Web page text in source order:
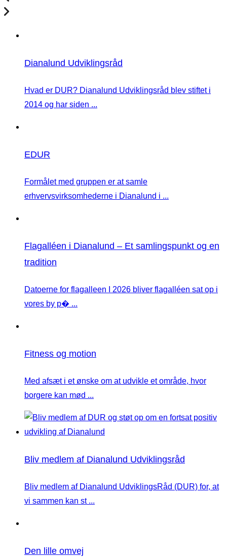
Dianalund Udviklingsråd
Hvad er DUR? Dianalund Udviklingsråd blev stiftet i
2014 og har siden ...
EDUR
Formålet med gruppen er at samle
erhvervsvirksomhederne i Dianalund i ...
Flagalléen i Dianalund – Et samlingspunkt og en
tradition
Datoerne for flagalleen I 2026 bliver flagalléen sat op i
vores by p� ...
Fitness og motion
Med afsæt i et ønske om at udvikle et område, hvor
borgere kan mød ...
Bliv medlem af Dianalund Udviklingsråd
Bliv medlem af Dianalund UdviklingsRåd (DUR) for, at
vi sammen kan st ...
Den lille omvej